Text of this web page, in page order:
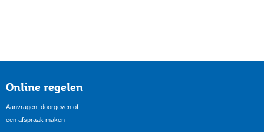
Online regelen
Aanvragen, doorgeven of
een afspraak maken